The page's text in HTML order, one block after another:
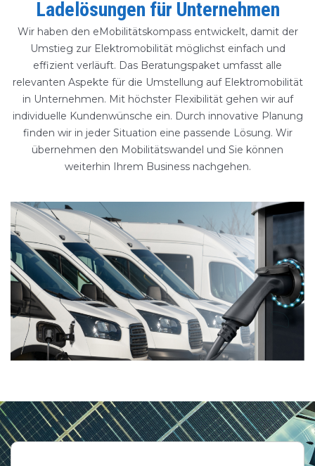
Ladelösungen für Unternehmen
Wir haben den eMobilitätskompass entwickelt, damit der
Umstieg zur Elektromobilität möglichst einfach und
effizient verläuft. Das Beratungspaket umfasst alle
relevanten Aspekte für die Umstellung auf Elektromobilität
in Unternehmen. Mit höchster Flexibilität gehen wir auf
individuelle Kundenwünsche ein. Durch innovative Planung
finden wir in jeder Situation eine passende Lösung. Wir
übernehmen den Mobilitätswandel und Sie können
weiterhin Ihrem Business nachgehen.